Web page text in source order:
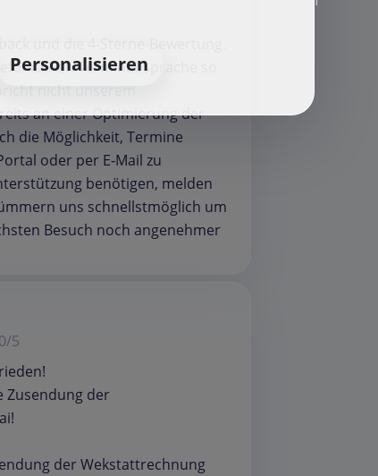
und die 4‑Sterne‑Bewertung.
Terminabsprache so
nicht unserem
an einer Optimierung der
die Möglichkeit, Termine
oder per E‑Mail zu
benötigen, melden
uns schnellstmöglich um
Besuch noch angenehmer
5
Zusendung der
der Wekstattrechnung
Personalisieren